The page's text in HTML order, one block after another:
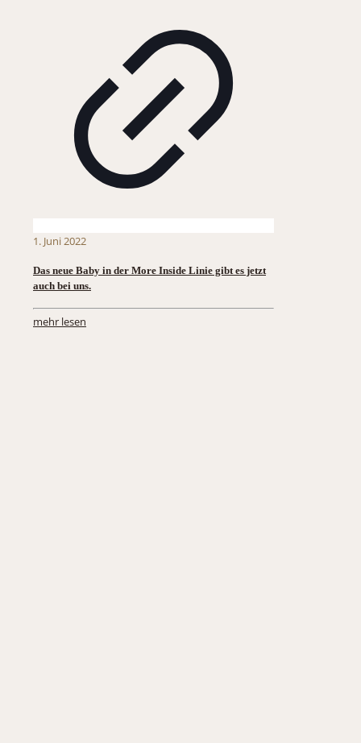
1. Juni 2022
Das neue Baby in der More Inside Linie gibt es jetzt
auch bei uns.
mehr lesen